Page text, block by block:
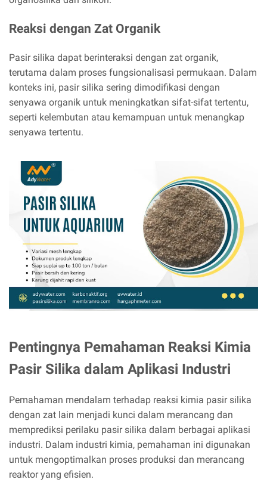
Reaksi dengan Zat Organik
Pasir silika dapat berinteraksi dengan zat organik,
terutama dalam proses fungsionalisasi permukaan. Dalam
konteks ini, pasir silika sering dimodifikasi dengan
senyawa organik untuk meningkatkan sifat-sifat tertentu,
seperti kelembutan atau kemampuan untuk menangkap
senyawa tertentu.
Pentingnya Pemahaman Reaksi Kimia
Pasir Silika dalam Aplikasi Industri
Pemahaman mendalam terhadap reaksi kimia pasir silika
dengan zat lain menjadi kunci dalam merancang dan
memprediksi perilaku pasir silika dalam berbagai aplikasi
industri. Dalam industri kimia, pemahaman ini digunakan
untuk mengoptimalkan proses produksi dan merancang
reaktor yang efisien.